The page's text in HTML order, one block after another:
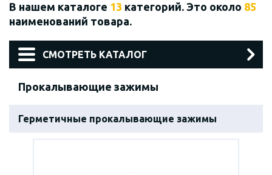
В нашем каталоге 13 категорий. Это около 85
наименований товара.
СМОТРЕТЬ КАТАЛОГ
Прокалывающие зажимы
Герметичные прокалывающие зажимы